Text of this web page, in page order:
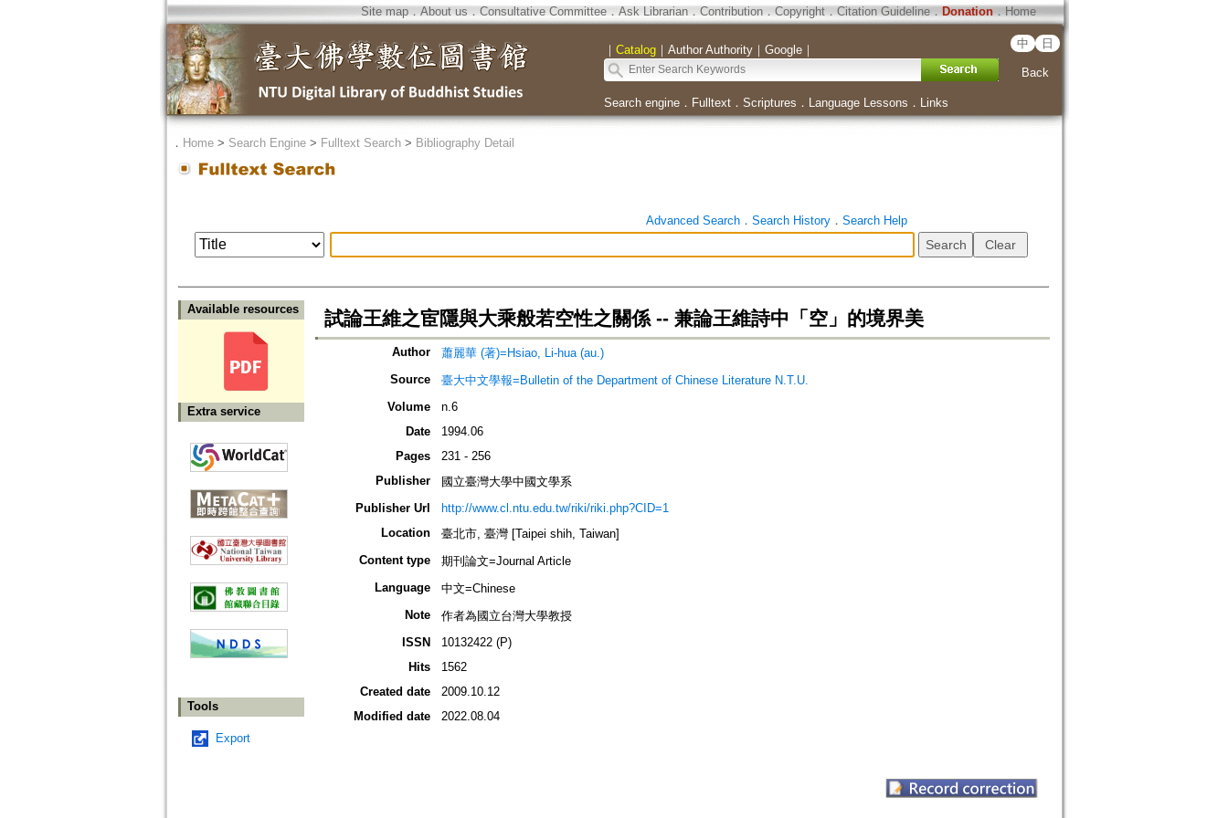
Site map．About us ． Consultative Committee． Ask Librarian． Contribution．Copyright．Citation Guideline． Donation．Home
｜ Catalog｜ Author Authority｜ Google｜ 中 日
Back
Search engine． Fulltext． Scriptures ． Language Lessons ． Links
． Home> Search Engine> Fulltext Search> Bibliography Detail
Advanced Search． Search History． Search Help
Available resources
Extra service
Tools
Export
試論王維之宦隱與大乘般若空性之關係 -- 兼論王維詩中「空」的境界美
Author
蕭麗華 (著)=Hsiao, Li-hua (au.)
Source
臺大中文學報=Bulletin of the Department of Chinese Literature N.T.U.
Volume
n.6
Date
1994.06
Pages
231 - 256
Publisher
國立臺灣大學中國文學系
Publisher Url
http://www.cl.ntu.edu.tw/riki/riki.php?CID=1
Location
臺北市, 臺灣 [Taipei shih, Taiwan]
Content type
期刊論文=Journal Article
Language
中文=Chinese
Note
作者為國立台灣大學教授
ISSN
10132422 (P)
Hits
1562
Created date
2009.10.12
Modified date
2022.08.04